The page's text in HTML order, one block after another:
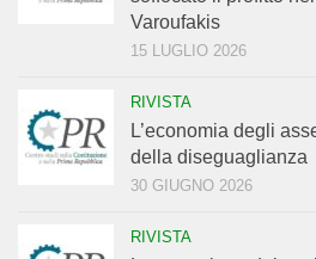
Varoufakis
15 LUGLIO 2026
RIVISTA
L’economia degli
della diseguaglianza
30 GIUGNO 2026
RIVISTA